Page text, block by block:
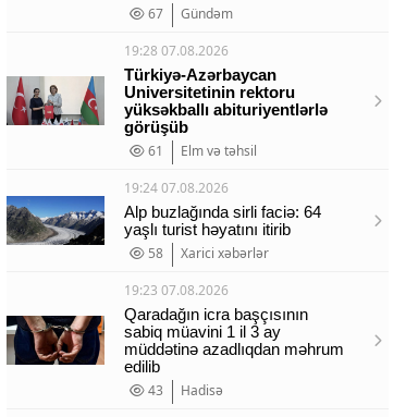
67
Gündəm
19:28 07.08.2026
Türkiyə-Azərbaycan
Universitetinin rektoru
yüksəkballı abituriyentlərlə
görüşüb
61
Elm və təhsil
19:24 07.08.2026
Alp buzlağında sirli faciə: 64
yaşlı turist həyatını itirib
58
Xarici xəbərlər
19:23 07.08.2026
Qaradağın icra başçısının
sabiq müavini 1 il 3 ay
müddətinə azadlıqdan məhrum
edilib
43
Hadisə